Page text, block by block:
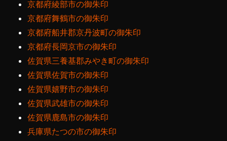
京都府綾部市の御朱印
京都府舞鶴市の御朱印
京都府船井郡京丹波町の御朱印
京都府長岡京市の御朱印
佐賀県三養基郡みやき町の御朱印
佐賀県佐賀市の御朱印
佐賀県嬉野市の御朱印
佐賀県武雄市の御朱印
佐賀県鹿島市の御朱印
兵庫県たつの市の御朱印